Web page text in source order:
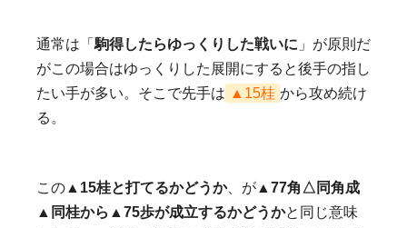
通常は「駒得したらゆっくりした戦いに 」が原則だ
がこの場合はゆっくりした展開にすると後手の指し
たい手が多い。そこで先手は ▲15桂 から攻め続け
る。
この▲15桂と打てるかどうか、が▲77角△同角成
▲同桂から▲75歩が成立するかどうかと同じ意味